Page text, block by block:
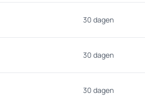
30 dagen
30 dagen
30 dagen